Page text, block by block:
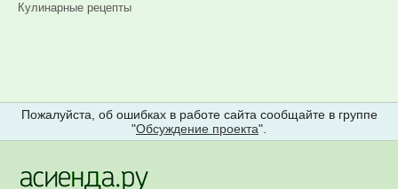
Кулинарные рецепты
Пожалуйста, об ошибках в работе сайта сообщайте в группе
"Обсуждение проекта".